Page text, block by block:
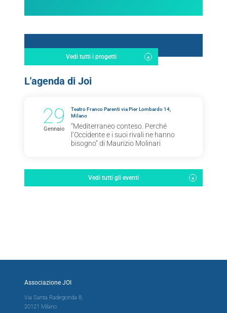
Vedi tutti i progetti
L'agenda di Joi
29
Gennaio
Teatro Franco Parenti via Pier Lombardo 14,
Milano
“Mediterraneo conteso. Perché
l’Occidente e i suoi rivali ne hanno
bisogno” di Maurizio Molinari
Vedi tutti gli eventi
Associazione JOI
Via Santa Radegonda 8,
20121 Milano